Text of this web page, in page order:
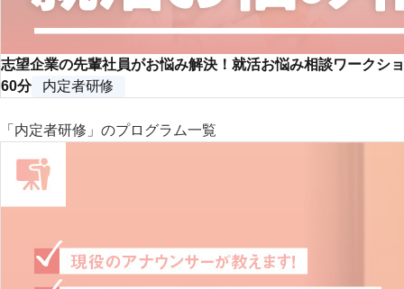
志望企業の先輩社員がお悩み解決！就活お悩み相談ワークシ
60分
内定者研修
「内定者研修」のプログラム一覧